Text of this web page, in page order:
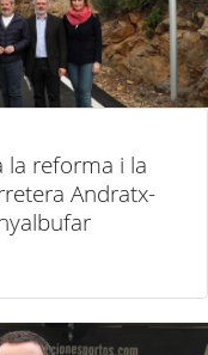
la reforma i la
Andratx-